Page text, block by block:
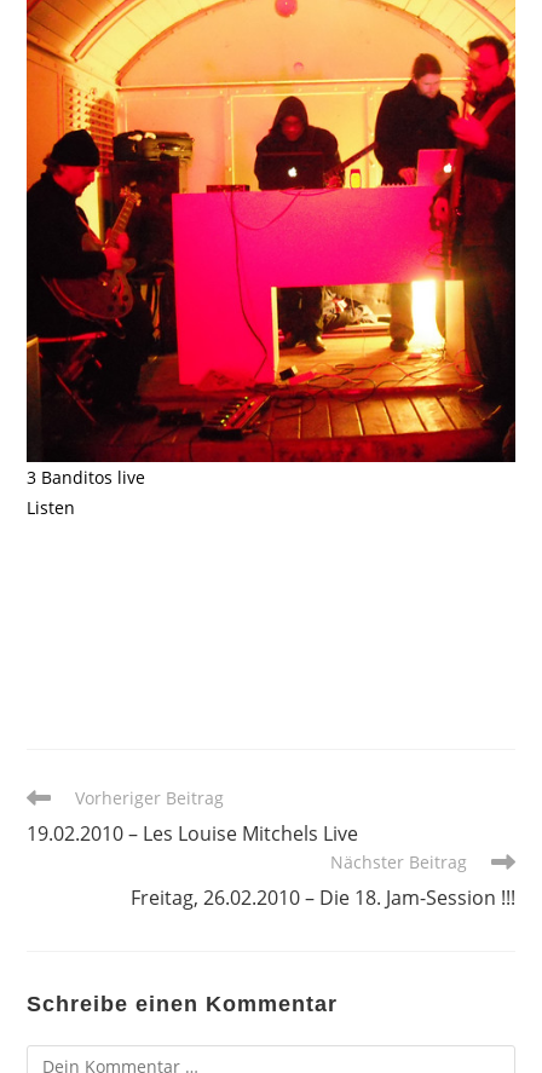
3 Banditos live
Listen
Weitere
ansehen
Vorheriger Beitrag
19.02.2010 – Les Louise Mitchels Live
Nächster Beitrag
Freitag, 26.02.2010 – Die 18. Jam-Session !!!
Schreibe einen Kommentar
Kommentar